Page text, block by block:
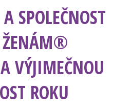
SPOLEČNOST
ŽENÁM®
VÝJIMEČNOU
ROKU